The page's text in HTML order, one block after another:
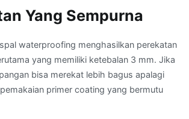
Yang Sempurna
waterproofing menghasilkan perekatan
yang memiliki ketebalan 3 mm. Jika
bisa merekat lebih bagus apalagi
primer coating yang bermutu